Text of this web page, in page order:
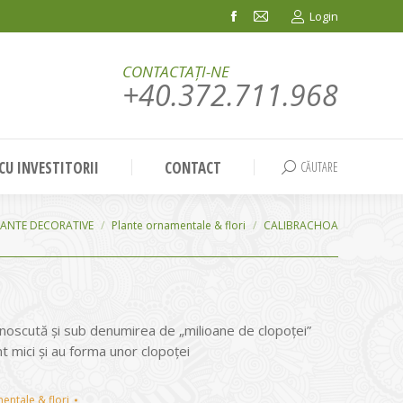
Facebook
in
window
Mail
in
window
Login
CONTACTAȚI-NE
+40.372.711.968
INVESTITORII CONTACT Search:
CĂUTARE
DECORATIVE Plante ornamentale & flori CALIBRACHOA
şi sub denumirea de „milioane de clopoţei”
mici şi au forma unor clopoţei
& flori